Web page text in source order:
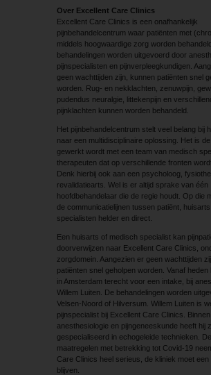
Over Excellent Care Clinics
Excellent Care Clinics is een onafhankelijk
pijnbehandelcentrum waar patiënten met
middels hoogwaardige zorg worden
behandelingen worden uitgevoerd door
pijnspecialisten en pijnverpleegkundigen.
geen wachttijden zijn, kunnen patiënten snel
worden. Rug- en nekklachten, zenuwpijn,
pudendus neuralgie, littekenpijn en
pijnklachten kunnen worden behandeld.
Het pijnbehandelcentrum stelt veel belang bij
naar een multidisciplinaire oplossing. Het is
gewerkt wordt met een team van medisch
therapeuten dat op verschillende fronten
Denk hierbij ook aan een psycholoog,
revalidatiearts. Wel is er altijd sprake van één
hoofdbehandelaar die de regie houdt. Op die
de communicatielijnen tussen patiënt, huisarts
specialisten helder en direct.
Een huisarts of medisch specialist kan
doorverwijzen naar Excellent Care Clinics,
zorgdomein. Aangezien er geen wachttijden
patiënten snel geholpen worden. Vanaf heden
in Amsterdam terecht voor een intake, bij
Willem Luiten. De behandelingen worden
Velsen-Noord of Hilversum. Willem Luiten is
pijnspecialist bij Excellent Care Clinics. Binnen
anesthesiologie en pijngeneeskunde heeft hij
gespecialiseerd in echogeleide technieken.
maatregelen met betrekking tot Covid-19
Care Clinics heel serieus, de kliniek moet een
blijven.